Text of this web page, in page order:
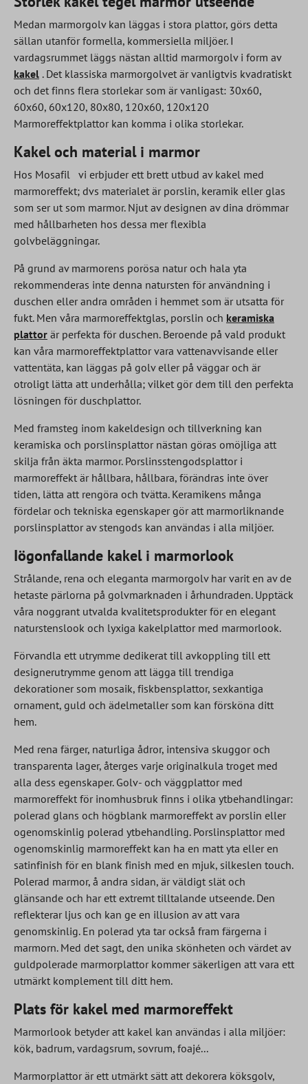
Medan marmorgolv kan läggas i stora plattor, görs detta
sällan utanför formella, kommersiella miljöer. I
vardagsrummet läggs nästan alltid marmorgolv i form av
kakel . Det klassiska marmorgolvet är vanligtvis kvadratiskt
och det finns flera storlekar som är vanligast: 30x60,
60x60, 60x120, 80x80, 120x60, 120x120
Marmoreffektplattor kan komma i olika storlekar.
Kakel och material i marmor
Hos Mosafil vi erbjuder ett brett utbud av kakel med
marmoreffekt; dvs materialet är porslin, keramik eller glas
som ser ut som marmor. Njut av designen av dina drömmar
med hållbarheten hos dessa mer flexibla
golvbeläggningar.
På grund av marmorens porösa natur och hala yta
rekommenderas inte denna natursten för användning i
duschen eller andra områden i hemmet som är utsatta för
fukt. Men våra marmoreffektglas, porslin och keramiska
plattor är perfekta för duschen. Beroende på vald produkt
kan våra marmoreffektplattor vara vattenavvisande eller
vattentäta, kan läggas på golv eller på väggar och är
otroligt lätta att underhålla; vilket gör dem till den perfekta
lösningen för duschplattor.
Med framsteg inom kakeldesign och tillverkning kan
keramiska och porslinsplattor nästan göras omöjliga att
skilja från äkta marmor. Porslinsstengodsplattor i
marmoreffekt är hållbara, hållbara, förändras inte över
tiden, lätta att rengöra och tvätta. Keramikens många
fördelar och tekniska egenskaper gör att marmorliknande
porslinsplattor av stengods kan användas i alla miljöer.
Iögonfallande kakel i marmorlook
Strålande, rena och eleganta marmorgolv har varit en av de
hetaste pärlorna på golvmarknaden i århundraden. Upptäck
våra noggrant utvalda kvalitetsprodukter för en elegant
naturstenslook och lyxiga kakelplattor med marmorlook.
Förvandla ett utrymme dedikerat till avkoppling till ett
designerutrymme genom att lägga till trendiga
dekorationer som mosaik, fiskbensplattor, sexkantiga
ornament, guld och ädelmetaller som kan försköna ditt
hem.
Med rena färger, naturliga ådror, intensiva skuggor och
transparenta lager, återges varje originalkula troget med
alla dess egenskaper. Golv- och väggplattor med
marmoreffekt för inomhusbruk finns i olika ytbehandlingar:
polerad glans och högblank marmoreffekt av porslin eller
ogenomskinlig polerad ytbehandling. Porslinsplattor med
ogenomskinlig marmoreffekt kan ha en matt yta eller en
satinfinish för en blank finish med en mjuk, silkeslen touch.
Polerad marmor, å andra sidan, är väldigt slät och
glänsande och har ett extremt tilltalande utseende. Den
reflekterar ljus och kan ge en illusion av att vara
genomskinlig. En polerad yta tar också fram färgerna i
marmorn. Med det sagt, den unika skönheten och värdet av
guldpolerade marmorplattor kommer säkerligen att vara ett
utmärkt komplement till ditt hem.
Plats för kakel med marmoreffekt
Marmorlook betyder att kakel kan användas i alla miljöer:
kök, badrum, vardagsrum, sovrum, foajé...
Marmorplattor är ett utmärkt sätt att dekorera köksgolv,